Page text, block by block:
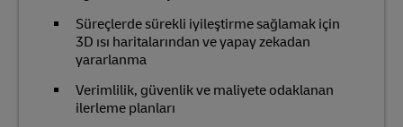
Süreçlerde sürekli iyileştirme sağlamak için
3D ısı haritalarından ve yapay zekadan
yararlanma
Verimlilik, güvenlik ve maliyete odaklanan
ilerleme planları